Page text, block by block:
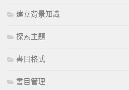
建立背景知識
探索主題
書目格式
書目管理